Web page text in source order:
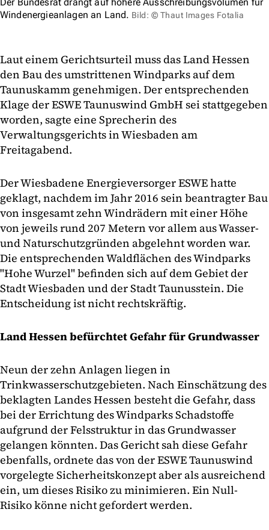
Der Bundesrat drängt auf höhere Ausschreibungsvolumen für
Windenergieanlagen an Land. Bild: © Thaut Images Fotalia
Laut einem Gerichtsurteil muss das Land Hessen
den Bau des umstrittenen Windparks auf dem
Taunuskamm genehmigen. Der entsprechenden
Klage der ESWE Taunuswind GmbH sei stattgegeben
worden, sagte eine Sprecherin des
Verwaltungsgerichts in Wiesbaden am
Freitagabend.
Der Wiesbadene Energieversorger ESWE hatte
geklagt, nachdem im Jahr 2016 sein beantragter Bau
von insgesamt zehn Windrädern mit einer Höhe
von jeweils rund 207 Metern vor allem aus Wasser-
und Naturschutzgründen abgelehnt worden war.
Die entsprechenden Waldflächen des Windparks
"Hohe Wurzel" befinden sich auf dem Gebiet der
Stadt Wiesbaden und der Stadt Taunusstein. Die
Entscheidung ist nicht rechtskräftig.
Land Hessen befürchtet Gefahr für Grundwasser
Neun der zehn Anlagen liegen in
Trinkwasserschutzgebieten. Nach Einschätzung des
beklagten Landes Hessen besteht die Gefahr, dass
bei der Errichtung des Windparks Schadstoffe
aufgrund der Felsstruktur in das Grundwasser
gelangen könnten. Das Gericht sah diese Gefahr
ebenfalls, ordnete das von der ESWE Taunuswind
vorgelegte Sicherheitskonzept aber als ausreichend
ein, um dieses Risiko zu minimieren. Ein Null-
Risiko könne nicht gefordert werden.